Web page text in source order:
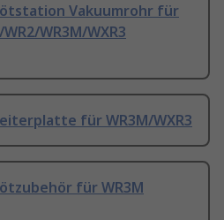
Vakuumrohr für
WR3M/WXR3
für WR3M/WXR3
für WR3M